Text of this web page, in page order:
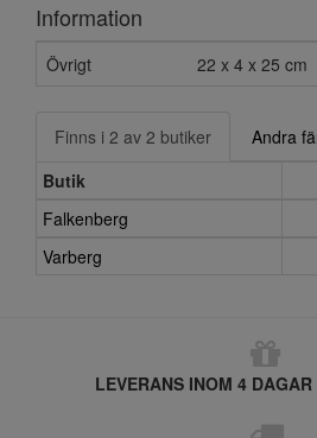
Information
Övrigt 22 x 4 x 25 cm
Finns i 2 av 2 butiker
Andra
Butik
Falkenberg
Varberg
LEVERANS INOM 4